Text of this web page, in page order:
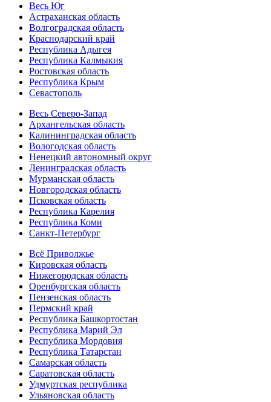
Весь Юг
Астраханская область
Волгоградская область
Краснодарский край
Республика Адыгея
Республика Калмыкия
Ростовская область
Республика Крым
Севастополь
Весь Северо-Запад
Архангельская область
Калининградская область
Вологодская область
Ненецкий автономный округ
Ленинградская область
Мурманская область
Новгородская область
Псковская область
Республика Карелия
Республика Коми
Санкт-Петербург
Всё Приволжье
Кировская область
Нижегородская область
Оренбургская область
Пензенская область
Пермский край
Республика Башкортостан
Республика Марий Эл
Республика Мордовия
Республика Татарстан
Самарская область
Саратовская область
Удмуртская республика
Ульяновская область